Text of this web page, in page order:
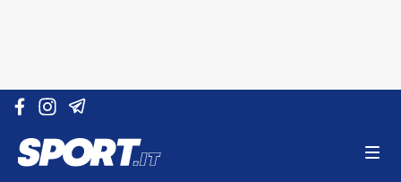
Vai al contenuto